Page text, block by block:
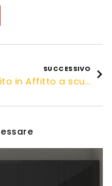
SUCCESSIVO
Il Marito in Affitto a scuola di resinature!